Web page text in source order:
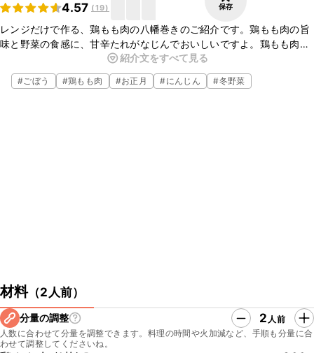
4.57 (19) 保存
レンジだけで作る、鶏もも肉の八幡巻きのご紹介です。鶏もも肉の旨
味と野菜の食感に、甘辛たれがなじんでおいしいですよ。鶏もも肉と
野菜のそれぞれに下味をつけていますので、味わい深く仕上がってい
ます。普段の食卓はもちろん、行事やおもてなしの一品としても便利
です。ぜひお試しくださいね。
紹介文をすべて見る
#ごぼう #鶏もも肉 #お正月 #にんじん #冬野菜
材料（2人前）
分量の調整 2 人前
人数に合わせて分量を調整できます。料理の時間や火加減など、手順も分量に合
わせて調整してくださいね。